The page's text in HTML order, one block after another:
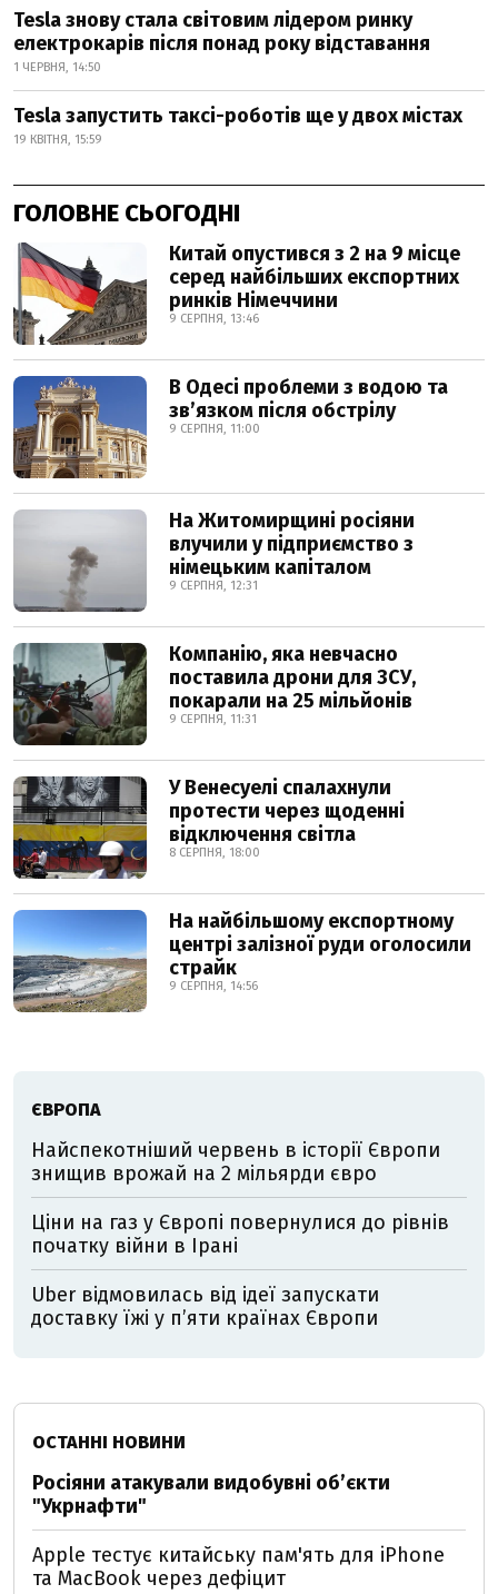
Tesla знову стала світовим лідером ринку
електрокарів після понад року відставання
1 ЧЕРВНЯ, 14:50
Tesla запустить таксі-роботів ще у двох містах
19 КВІТНЯ, 15:59
ГОЛОВНЕ СЬОГОДНІ
Китай опустився з 2 на 9 місце
серед найбільших експортних
ринків Німеччини
9 СЕРПНЯ, 13:46
В Одесі проблеми з водою та
звʼязком після обстрілу
9 СЕРПНЯ, 11:00
На Житомирщині росіяни
влучили у підприємство з
німецьким капіталом
9 СЕРПНЯ, 12:31
Компанію, яка невчасно
поставила дрони для ЗСУ,
покарали на 25 мільйонів
9 СЕРПНЯ, 11:31
У Венесуелі спалахнули
протести через щоденні
відключення світла
8 СЕРПНЯ, 18:00
На найбільшому експортному
центрі залізної руди оголосили
страйк
9 СЕРПНЯ, 14:56
ЄВРОПА
Найспекотніший червень в історії Європи
знищив врожай на 2 мільярди євро
Ціни на газ у Європі повернулися до рівнів
початку війни в Ірані
Uber відмовилась від ідеї запускати
доставку їжі у пʼяти країнах Європи
ОСТАННІ НОВИНИ
Росіяни атакували видобувні обʼєкти
"Укрнафти"
Apple тестує китайську пам'ять для iPhone
та MacBook через дефіцит